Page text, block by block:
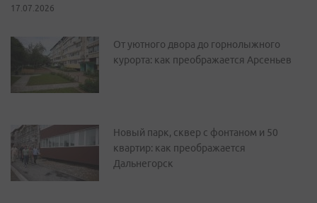
17.07.2026
От уютного двора до горнолыжного
курорта: как преображается Арсеньев
Новый парк, сквер с фонтаном и 50
квартир: как преображается
Дальнегорск